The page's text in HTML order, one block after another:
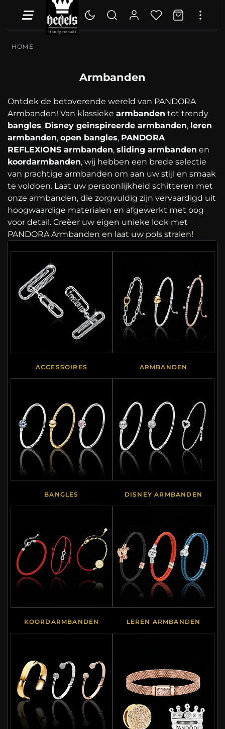
HOME
Armbanden
Ontdek de betoverende wereld van PANDORA
Armbanden! Van klassieke armbanden tot trendy
bangles, Disney geïnspireerde armbanden, leren
armbanden, open bangles, PANDORA
REFLEXIONS armbanden, sliding armbanden en
koordarmbanden, wij hebben een brede selectie
van prachtige armbanden om aan uw stijl en smaak
te voldoen. Laat uw persoonlijkheid schitteren met
onze armbanden, die zorgvuldig zijn vervaardigd uit
hoogwaardige materialen en afgewerkt met oog
voor detail. Creëer uw eigen unieke look met
PANDORA Armbanden en laat uw pols stralen!
ACCESSOIRES ARMBANDEN
BANGLES DISNEY ARMBANDEN
KOORDARMBANDEN LEREN ARMBANDEN